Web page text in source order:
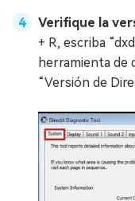
Verifique la
+ R, escriba
herramienta de
“Versión de